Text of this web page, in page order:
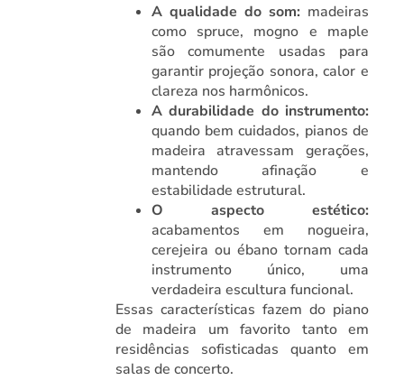
A qualidade do som: madeiras
como spruce, mogno e maple
são comumente usadas para
garantir projeção sonora, calor e
clareza nos harmônicos.
A durabilidade do instrumento:
quando bem cuidados, pianos de
madeira atravessam gerações,
mantendo afinação e
estabilidade estrutural.
O aspecto estético:
acabamentos em nogueira,
cerejeira ou ébano tornam cada
instrumento único, uma
verdadeira escultura funcional.
Essas características fazem do piano
de madeira um favorito tanto em
residências sofisticadas quanto em
salas de concerto.